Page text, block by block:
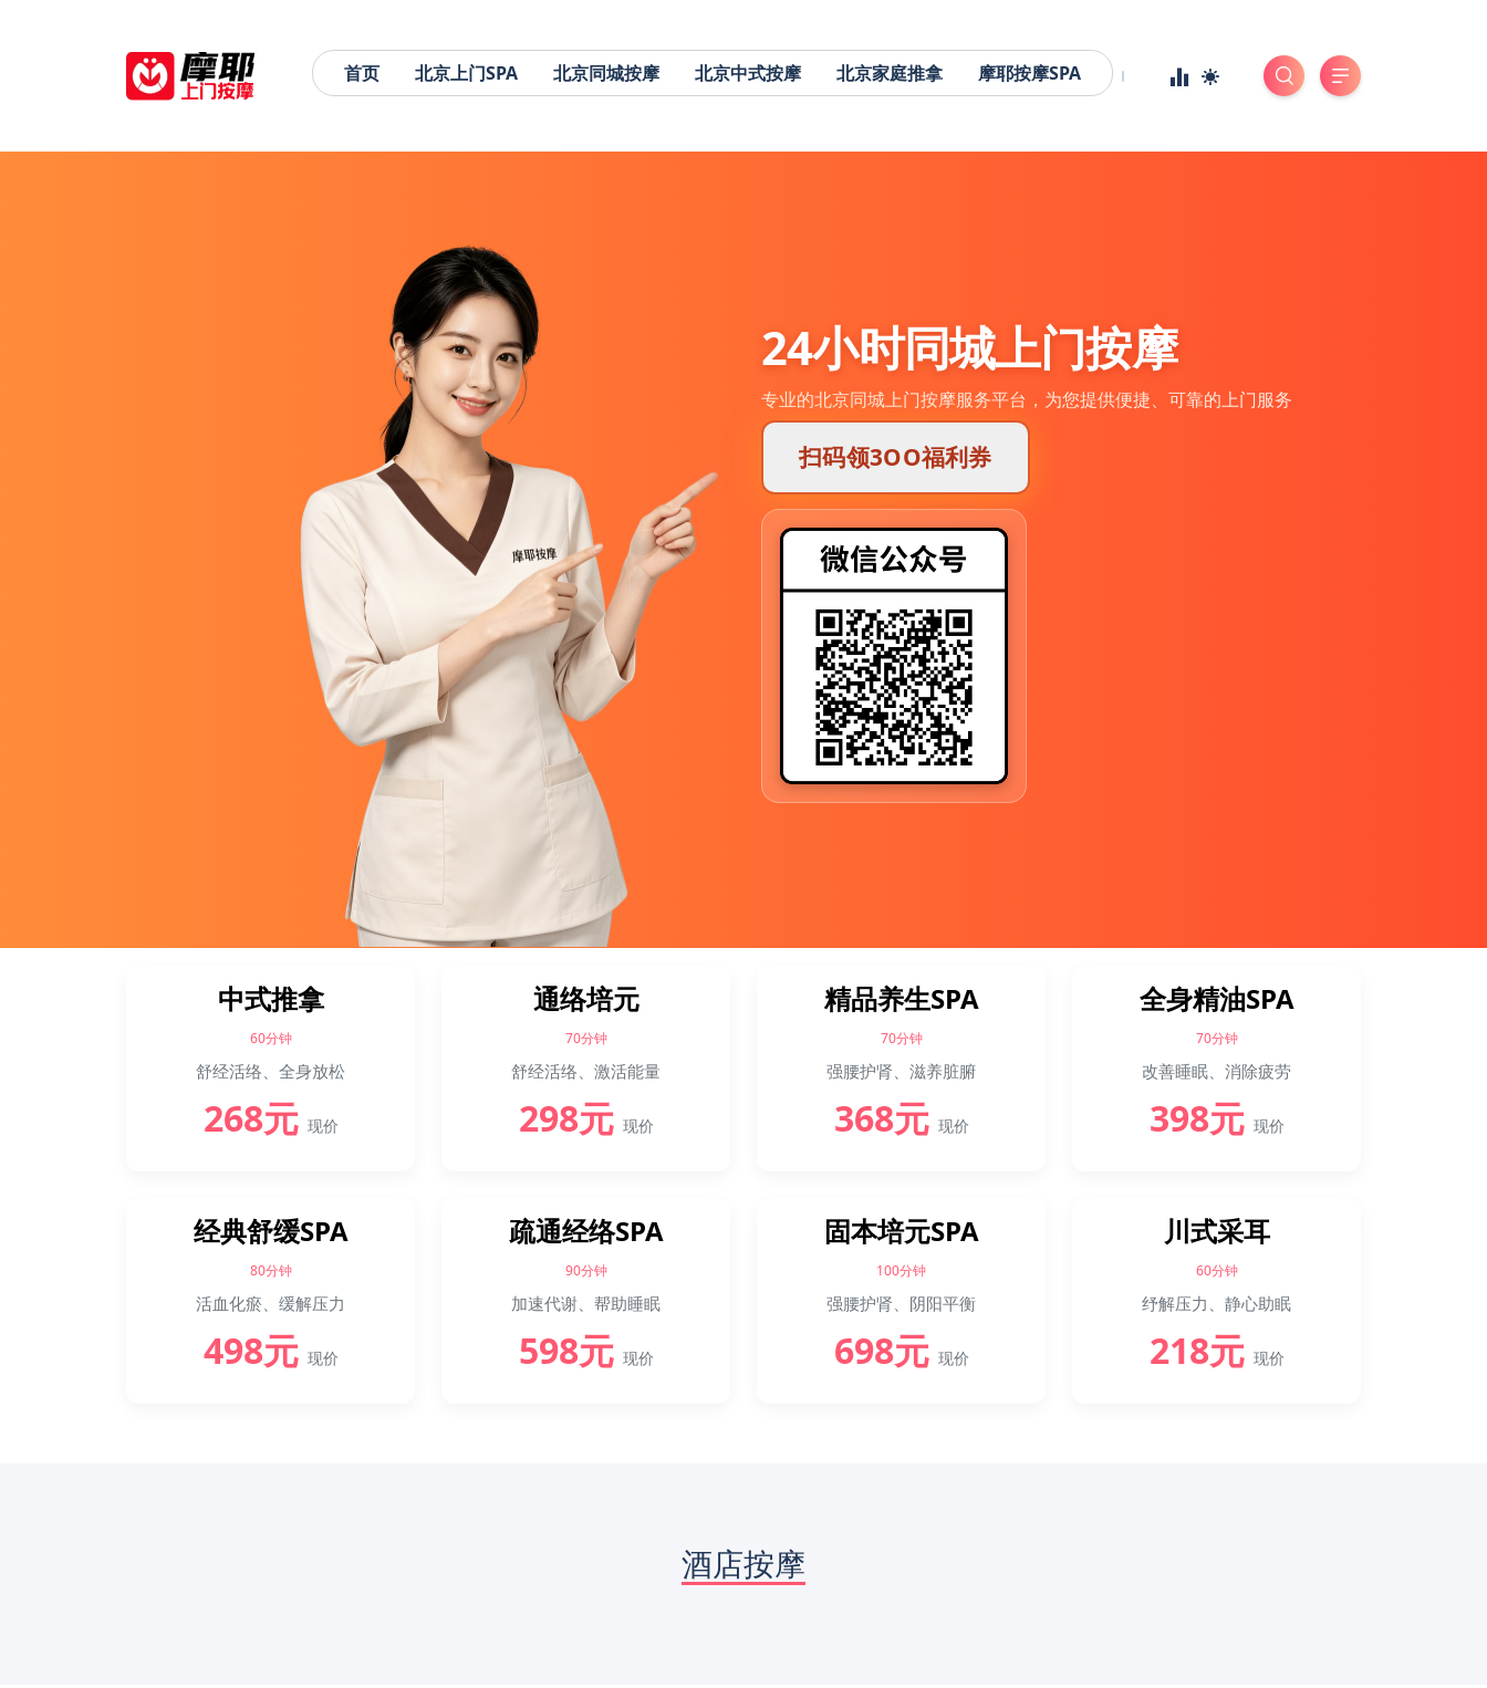
首页 北京上门SPA 北京同城按摩 北京中式按摩 北京家庭推拿 摩耶按摩SPA
24小时同城上门按摩
专业的北京同城上门按摩服务平台，为您提供便捷、可靠的上门服务
扫码领3OO福利券
中式推拿
60分钟
舒经活络、全身放松
268元 现价
通络培元
70分钟
舒经活络、激活能量
298元 现价
精品养生SPA
70分钟
强腰护肾、滋养脏腑
368元 现价
全身精油SPA
70分钟
改善睡眠、消除疲劳
398元 现价
经典舒缓SPA
80分钟
活血化瘀、缓解压力
498元 现价
疏通经络SPA
90分钟
加速代谢、帮助睡眠
598元 现价
固本培元SPA
100分钟
强腰护肾、阴阳平衡
698元 现价
川式采耳
60分钟
纾解压力、静心助眠
218元 现价
酒店按摩